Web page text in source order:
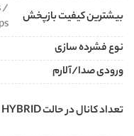
بیشترین کیفیت بازپخش
/
نوع فشرده سازی
ورودی صدا/آلارم
تعداد کانال در حالت HYBRID